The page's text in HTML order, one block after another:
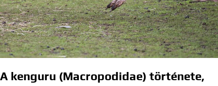
A kenguru (Macropodidae) története,